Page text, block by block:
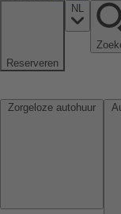
Reserveren
NL